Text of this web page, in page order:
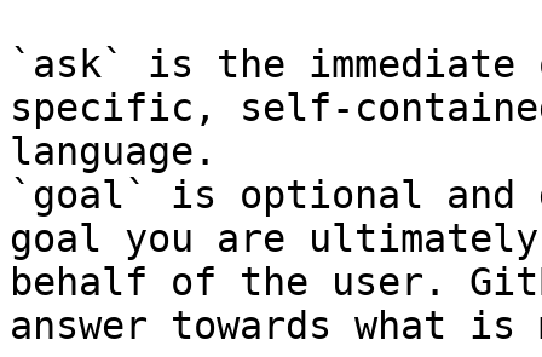
`ask` is the
specific, self-
language.
`goal` is optional and
goal you are
behalf of the user.
answer towards what